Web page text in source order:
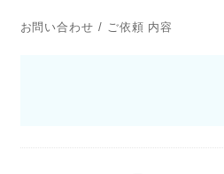
お問い合わせ / ご依頼 内容